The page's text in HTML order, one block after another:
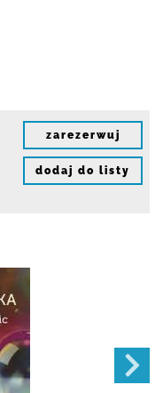
zarezerwuj
dodaj do listy